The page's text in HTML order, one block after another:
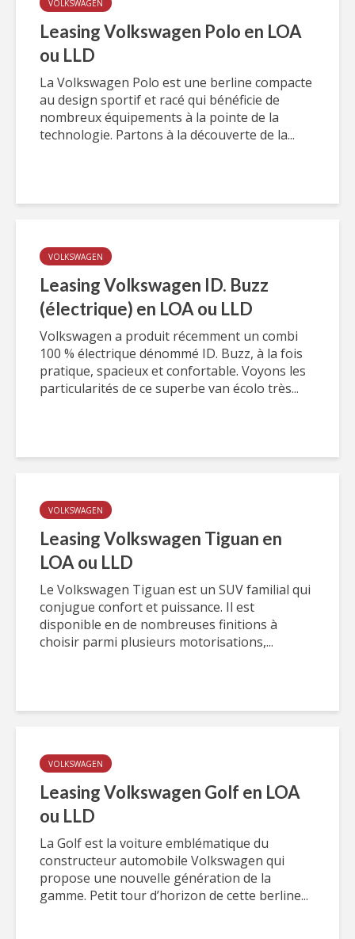
VOLKSWAGEN
Leasing Volkswagen Polo en LOA
ou LLD
La Volkswagen Polo est une berline compacte
au design sportif et racé qui bénéficie de
nombreux équipements à la pointe de la
technologie. Partons à la découverte de la...
VOLKSWAGEN
Leasing Volkswagen ID. Buzz
(électrique) en LOA ou LLD
Volkswagen a produit récemment un combi
100 % électrique dénommé ID. Buzz, à la fois
pratique, spacieux et confortable. Voyons les
particularités de ce superbe van écolo très...
VOLKSWAGEN
Leasing Volkswagen Tiguan en
LOA ou LLD
Le Volkswagen Tiguan est un SUV familial qui
conjugue confort et puissance. Il est
disponible en de nombreuses finitions à
choisir parmi plusieurs motorisations,...
VOLKSWAGEN
Leasing Volkswagen Golf en LOA
ou LLD
La Golf est la voiture emblématique du
constructeur automobile Volkswagen qui
propose une nouvelle génération de la
gamme. Petit tour d’horizon de cette berline...